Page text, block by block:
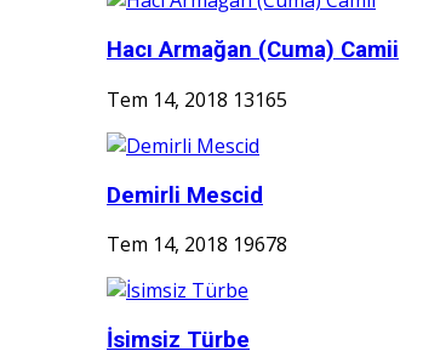
Hacı Armağan (Cuma) Camii
Tem 14, 2018 13165
Demirli Mescid
Tem 14, 2018 19678
İsimsiz Türbe